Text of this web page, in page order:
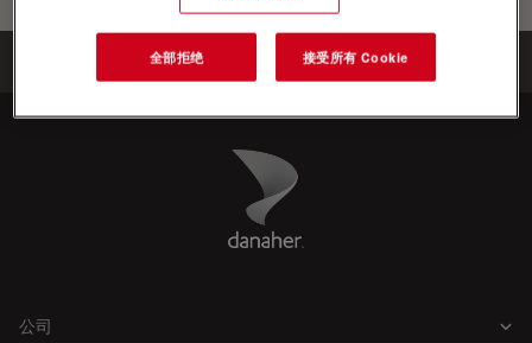
学习与分享 Webinars
Danaher Logo
公司
全部拒绝 接受所有 Cookie